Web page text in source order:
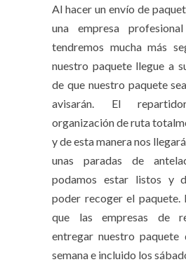
Al hacer un envío de
una empresa
tendremos mucha más
nuestro paquete llegue a
de que nuestro paquete
avisarán. El
organización de ruta
y de esta manera nos
unas paradas de
podamos estar listos y
poder recoger el paquete.
que las empresas de
entregar nuestro paquete
semana e incluido los